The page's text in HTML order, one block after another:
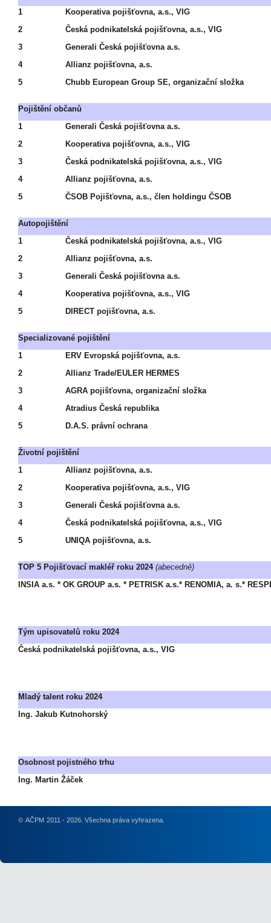
1
Kooperativa pojišťovna, a.s., VIG
2
Česká podnikatelská pojišťovna, a.s., VIG
3
Generali Česká pojišťovna a.s.
4
Allianz pojišťovna, a.s.
5
Chubb European Group SE, organizační složka
Pojištění občanů
1
Generali Česká pojišťovna a.s.
2
Kooperativa pojišťovna, a.s., VIG
3
Česká podnikatelská pojišťovna, a.s., VIG
4
Allianz pojišťovna, a.s.
5
ČSOB Pojišťovna, a.s., člen holdingu ČSOB
Autopojištění
1
Česká podnikatelská pojišťovna, a.s., VIG
2
Allianz pojišťovna, a.s.
3
Generali Česká pojišťovna a.s.
4
Kooperativa pojišťovna, a.s., VIG
5
DIRECT pojišťovna, a.s.
Specializované pojištění
1
ERV Evropská pojišťovna, a.s.
2
Allianz Trade/EULER HERMES
3
AGRA pojišťovna, organizační složka
4
Atradius Česká republika
5
D.A.S. právní ochrana
Životní pojištění
1
Allianz pojišťovna, a.s.
2
Kooperativa pojišťovna, a.s., VIG
3
Generali Česká pojišťovna a.s.
4
Česká podnikatelská pojišťovna, a.s., VIG
5
UNIQA pojišťovna, a.s.
TOP 5 Pojišťovací makléř roku 2024 (abecedně)
INSIA a.s. * OK GROUP a.s. * PETRISK a.s.* RENOMIA, a. s.*
Tým upisovatelů roku 2024
Česká podnikatelská pojišťovna, a.s., VIG
Mladý talent roku 2024
Ing. Jakub Kutnohorský
Osobnost pojistného trhu
Ing. Martin Žáček
© AČPM 2011 - 2026. Všechna práva vyhrazena.